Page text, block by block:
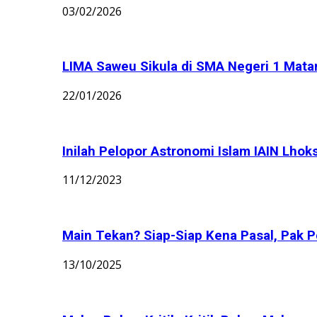
03/02/2026
LIMA Saweu Sikula di SMA Negeri 1
22/01/2026
Inilah Pelopor Astronomi Islam IAIN
11/12/2023
Main Tekan? Siap-Siap Kena Pasal, Pak
13/10/2025